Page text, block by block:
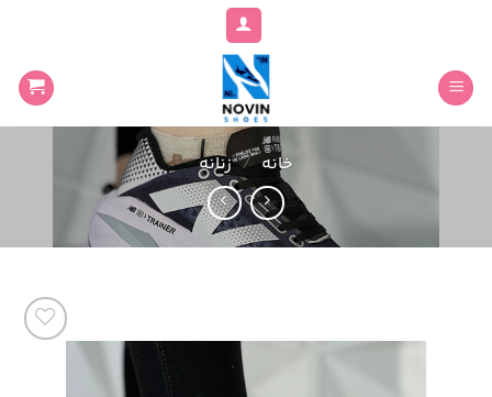
content
خانه / زنانه